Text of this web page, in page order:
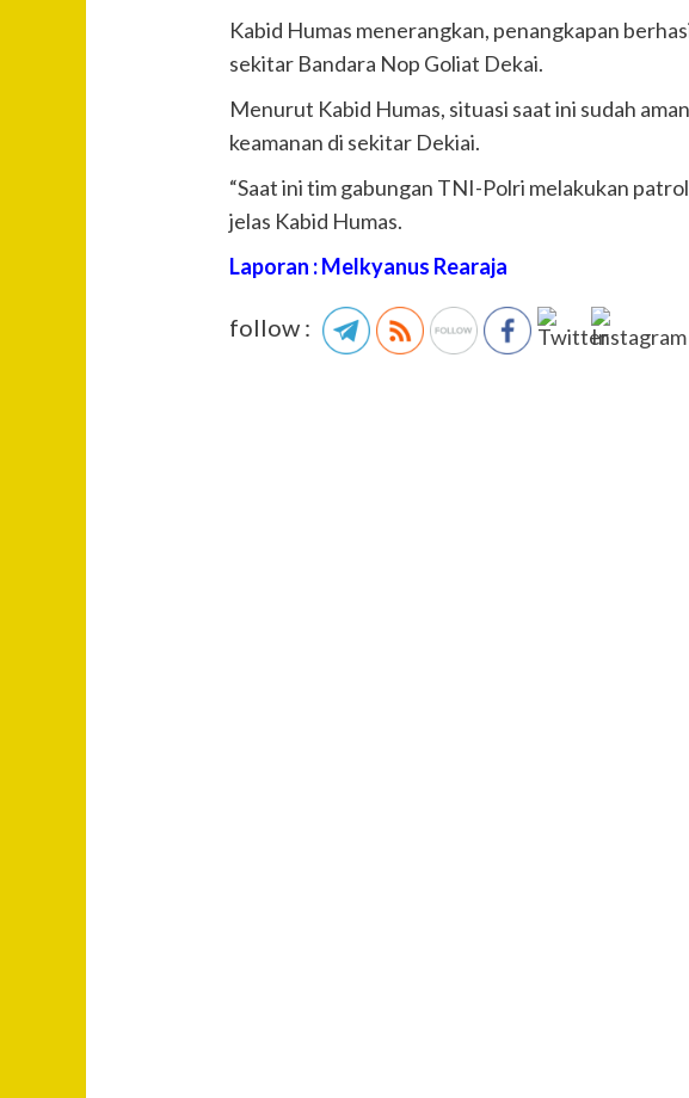
Kabid Humas menerangkan, penangkapan
sekitar Bandara Nop Goliat Dekai.
Menurut Kabid Humas, situasi saat ini sudah
keamanan di sekitar Dekiai.
“Saat ini tim gabungan TNI-Polri melakukan
jelas Kabid Humas.
Laporan : Melkyanus Rearaja
follow :